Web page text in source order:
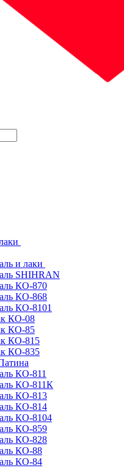
и лаки
SHIHRAN
КО-870
КО-868
КО-8101
КО-08
КО-85
КО-815
КО-835
КО-811
КО-811К
КО-813
КО-814
КО-8104
КО-859
КО-828
КО-88
КО-84